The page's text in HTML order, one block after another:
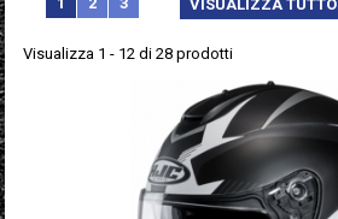
VISUALIZZA TUTTO
Visualizza 1 - 12 di 28 prodotti